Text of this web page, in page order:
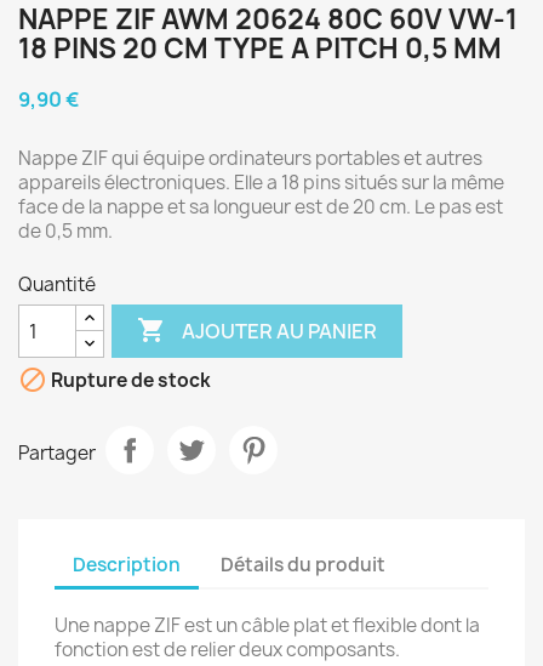
NAPPE ZIF AWM 20624 80C 60V VW-1
18 PINS 20 CM TYPE A PITCH 0,5 MM
9,90 €
Nappe ZIF qui équipe ordinateurs portables et autres
appareils électroniques. Elle a 18 pins situés sur la même
face de la nappe et sa longueur est de 20 cm. Le pas est
de 0,5 mm.
Quantité
 AJOUTER AU PANIER
 Rupture de stock
Partager
Description Détails du produit
Une nappe ZIF est un câble plat et flexible dont la
fonction est de relier deux composants.